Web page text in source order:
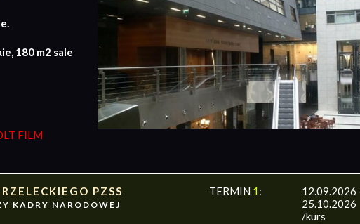
180 m2 sale
FILM
PZSS
KADRY NARODOWEJ
TERMIN 1:
12.09.2026
25.10.2026
/kurs